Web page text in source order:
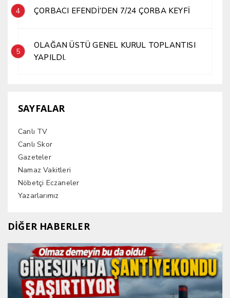
4 ÇORBACI EFENDİ’DEN 7/24 ÇORBA KEYFİ
5
OLAĞAN ÜSTÜ GENEL KURUL TOPLANTISI
YAPILDI.
SAYFALAR
Canlı TV
Canlı Skor
Gazeteler
Namaz Vakitleri
Nöbetçi Eczaneler
Yazarlarımız
DİĞER HABERLER